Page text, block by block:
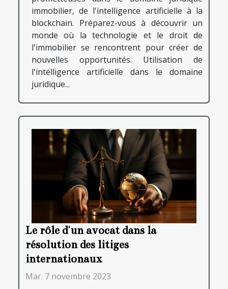
immobilier, de l'intelligence artificielle à la
blockchain. Préparez-vous à découvrir un
monde où la technologie et le droit de
l'immobilier se rencontrent pour créer de
nouvelles opportunités. Utilisation de
l'intelligence artificielle dans le domaine
juridique...
Le rôle d'un avocat dans la
résolution des litiges
internationaux
Mar. 7 novembre 2023